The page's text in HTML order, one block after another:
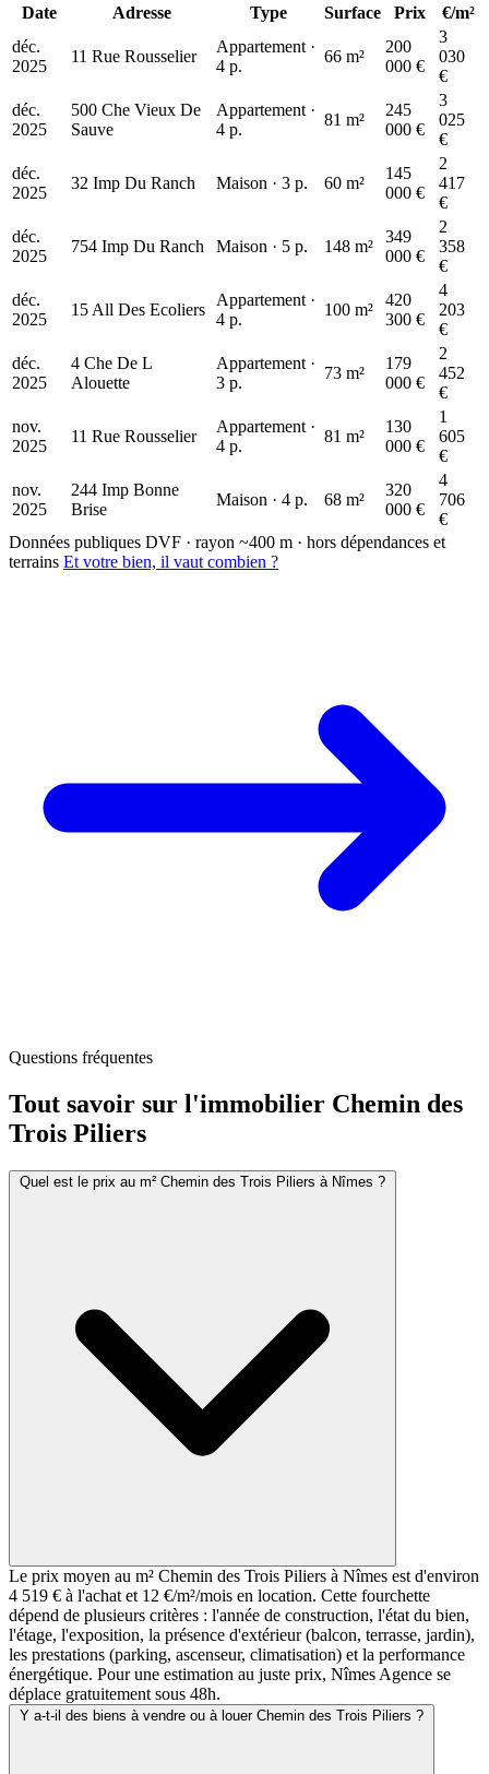
Date Adresse Type Surface Prix
€/m²
déc.
2025
11 Rue Rousselier
Appartement ·
4 p.
66 m²
200
000 €
3
030
€
déc.
2025
500 Che Vieux De
Sauve
Appartement ·
4 p.
81 m²
245
000 €
3
025
€
déc.
2025
32 Imp Du Ranch Maison · 3 p. 60 m²
145
000 €
2
417
€
déc.
2025
754 Imp Du Ranch Maison · 5 p. 148 m²
349
000 €
2
358
€
déc.
2025
15 All Des Ecoliers
Appartement ·
4 p.
100 m²
420
300 €
4
203
€
déc.
2025
4 Che De L
Alouette
Appartement ·
3 p.
73 m²
179
000 €
2
452
€
nov.
2025
11 Rue Rousselier
Appartement ·
4 p.
81 m²
130
000 €
1
605
€
nov.
2025
244 Imp Bonne
Brise
Maison · 4 p. 68 m²
320
000 €
4
706
€
Données publiques DVF · rayon ~400 m · hors dépendances et
terrains Et votre bien, il vaut combien ?
Questions fréquentes
Tout savoir sur l'immobilier Chemin des
Trois Piliers
Quel est le prix au m² Chemin des Trois Piliers à Nîmes ?
Le prix moyen au m² Chemin des Trois Piliers à Nîmes est d'environ
4 519 € à l'achat et 12 €/m²/mois en location. Cette fourchette
dépend de plusieurs critères : l'année de construction, l'état du bien,
l'étage, l'exposition, la présence d'extérieur (balcon, terrasse, jardin),
les prestations (parking, ascenseur, climatisation) et la performance
énergétique. Pour une estimation au juste prix, Nîmes Agence se
déplace gratuitement sous 48h.
Y a-t-il des biens à vendre ou à louer Chemin des Trois Piliers ?